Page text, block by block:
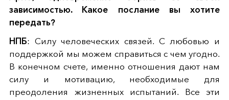
зависимостью. Какое послание вы хотите
передать?
НПБ: Силу человеческих связей. С любовью и
поддержкой мы можем справиться с чем угодно.
В конечном счете, именно отношения дают нам
силу и мотивацию, необходимые для
преодоления жизненных испытаний. Все эти